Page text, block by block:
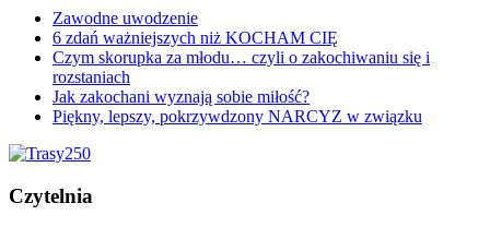
Zawodne uwodzenie
6 zdań ważniejszych niż KOCHAM CIĘ
Czym skorupka za młodu… czyli o zakochiwaniu się i
rozstaniach
Jak zakochani wyznają sobie miłość?
Piękny, lepszy, pokrzywdzony NARCYZ w związku
Czytelnia